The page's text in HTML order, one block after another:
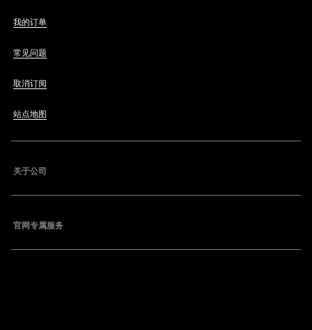
我的订单
常见问题
取消订阅
站点地图
关于公司
官网专属服务